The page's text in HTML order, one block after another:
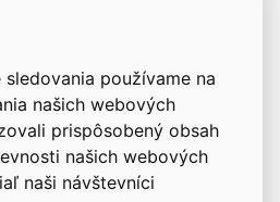
používame na
našich webových
prispôsobený obsah
našich webových
naši návštevníci